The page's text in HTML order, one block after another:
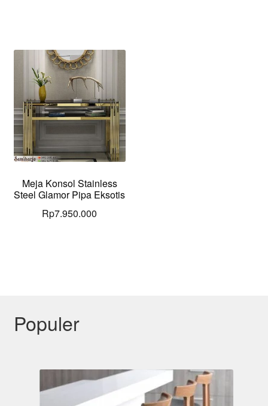
Meja Konsol Stainless
Steel Glamor Pipa Eksotis
Rp7.950.000
Populer